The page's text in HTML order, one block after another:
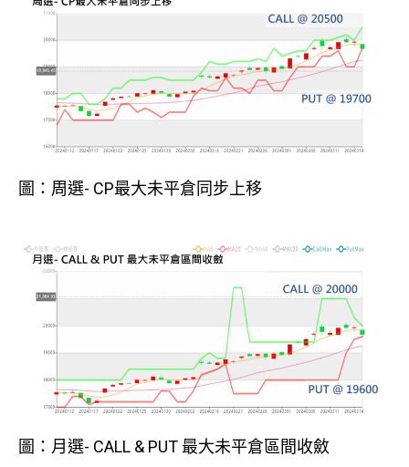
圖：周選- CP最大未平倉同步上移
圖：月選- CALL & PUT 最大未平倉區間收斂